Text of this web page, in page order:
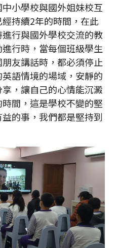
小學校與國外姐妹校互
持續2年的時間，在此
行與國外學校交流的教
行時，當每個班級學生
友講話時，都必須停止
語情境的場域，安靜的
，讓自己的心情能沉澱
間，這是學校不變的堅
的事，我們都是堅持到